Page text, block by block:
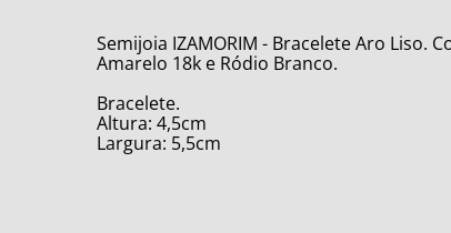
Semijoia IZAMORIM - Bracelete Aro Liso.
Amarelo 18k e Ródio Branco.
Bracelete.
Altura: 4,5cm
Largura: 5,5cm